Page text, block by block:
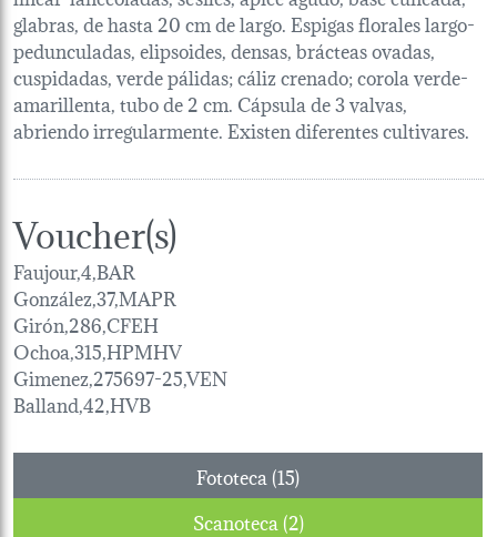
glabras, de hasta 20 cm de largo. Espigas florales largo-
pedunculadas, elipsoides, densas, brácteas ovadas,
cuspidadas, verde pálidas; cáliz crenado; corola verde-
amarillenta, tubo de 2 cm. Cápsula de 3 valvas,
abriendo irregularmente. Existen diferentes cultivares.
Voucher(s)
Faujour,4,BAR
González,37,MAPR
Girón,286,CFEH
Ochoa,315,HPMHV
Gimenez,275697-25,VEN
Balland,42,HVB
Fototeca (15)
Scanoteca (2)